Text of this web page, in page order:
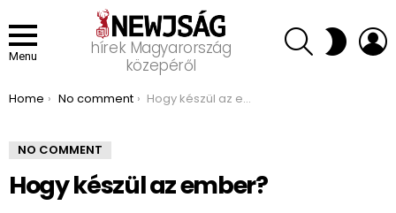
Menu
hírek Magyarország
közepéről
SEARCH SWITCH
SKIN
You are here:
Home No comment Hogy készül az ember?
NO COMMENT
Hogy készül az ember?